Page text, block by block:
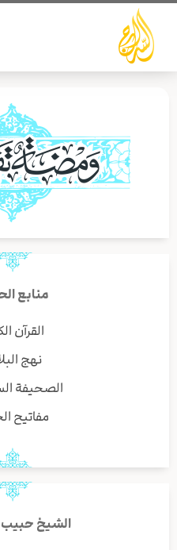
تخطي
المحتوى
منابع
القرآن
نهج
الصحيفة
مفاتيح
الشيخ حبيب